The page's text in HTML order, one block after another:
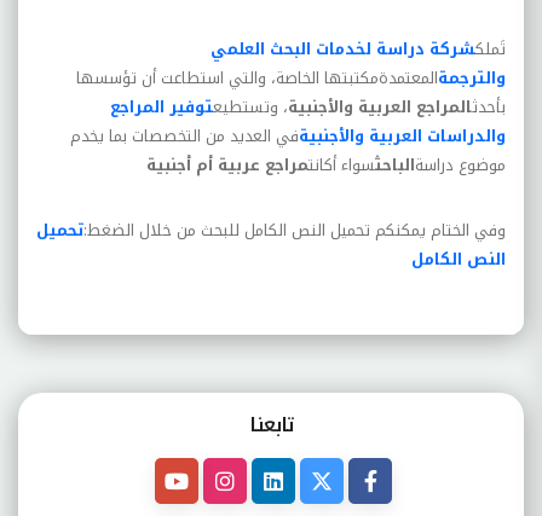
تَملكشركة دراسة لخدمات البحث العلمي
والترجمةالمعتمدةمكتبتها الخاصة، والتي استطاعت أن تؤسسها
بأحدثالمراجع العربية والأجنبية، وتستطيعتوفير المراجع
والدراسات العربية والأجنبيةفي العديد من التخصصات بما يخدم
موضوع دراسةالباحثسواء أكانتمراجع عربية أم أجنبية
وفي الختام يمكنكم تحميل النص الكامل للبحث من خلال الضغط:تحميل
النص الكامل
تابعنـا